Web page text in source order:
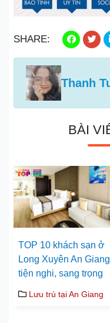
SHARE:
Thanh
BÀI
TOP 10 khách sạn ở
Long Xuyên An Giang
tiện nghi, sang trọng
Lưu trú tại An Giang